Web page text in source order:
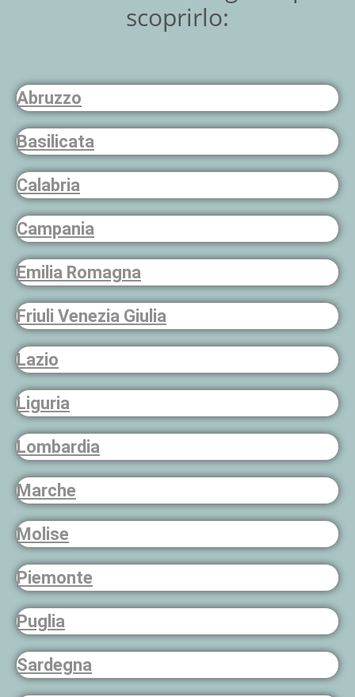
scoprirlo:
Abruzzo
Basilicata
Calabria
Campania
Emilia Romagna
Friuli Venezia Giulia
Lazio
Liguria
Lombardia
Marche
Molise
Piemonte
Puglia
Sardegna